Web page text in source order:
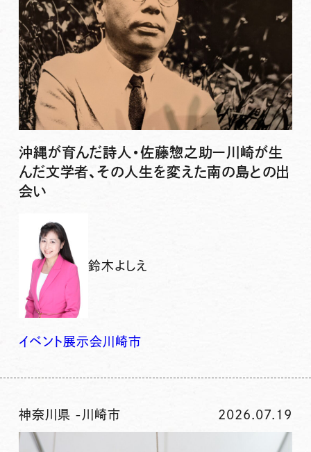
沖縄が育んだ詩人・佐藤惣之助ー川崎が生
んだ文学者、その人生を変えた南の島との出
会い
鈴木よしえ
イベント展示会川崎市
神奈川県 - 川崎市 2026.07.19